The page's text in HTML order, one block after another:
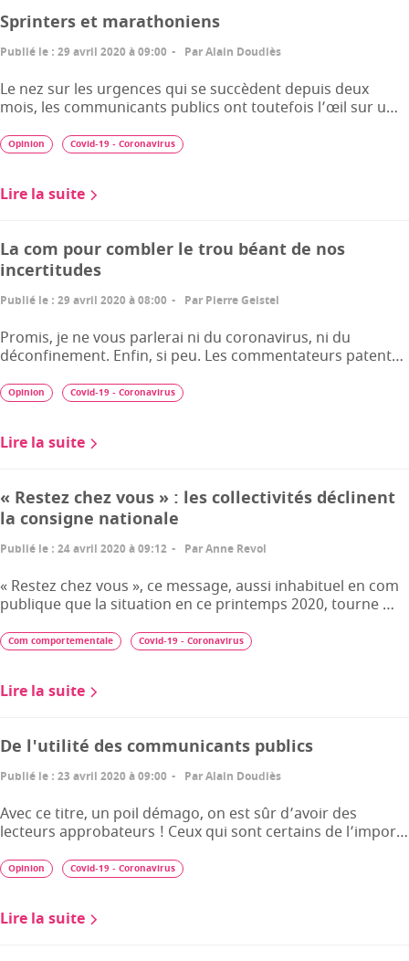
Sprinters et marathoniens
Publié le : 29 avril 2020 à 09:00 ParAlain Doudiès
Le nez sur les urgences qui se succèdent depuis deux
mois, les communicants publics ont toutefois l’œil sur u…
Lire la suite
Opinion Covid-19 - Coronavirus
La com pour combler le trou béant de nos
incertitudes
Publié le : 29 avril 2020 à 08:00 Par Pierre Geistel
Promis, je ne vous parlerai ni du coronavirus, ni du
déconfinement. Enfin, si peu. Les commentateurs patent…
Lire la suite
Opinion Covid-19 - Coronavirus
« Restez chez vous » : les collectivités déclinent
la consigne nationale
Publié le : 24 avril 2020 à 09:12 ParAnne Revol
« Restez chez vous », ce message, aussi inhabituel en com
publique que la situation en ce printemps 2020, tourne …
Lire la suite
Com comportementale Covid-19 - Coronavirus
De l'utilité des communicants publics
Publié le : 23 avril 2020 à 09:00 ParAlain Doudiès
Avec ce titre, un poil démago, on est sûr d’avoir des
lecteurs approbateurs ! Ceux qui sont certains de l’impor…
Lire la suite
Opinion Covid-19 - Coronavirus